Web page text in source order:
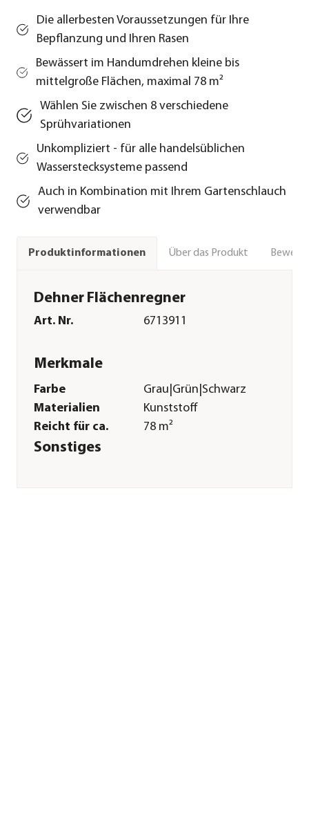
Die allerbesten Voraussetzungen für Ihre
Bepflanzung und Ihren Rasen
Bewässert im Handumdrehen kleine bis
mittelgroße Flächen, maximal 78 m²
Wählen Sie zwischen 8 verschiedene
Sprühvariationen
Unkompliziert - für alle handelsüblichen
Wasserstecksysteme passend
Auch in Kombination mit Ihrem Gartenschlauch
verwendbar
Produktinformationen Über das Produkt
Dehner Flächenregner
Art. Nr. 6713911
Merkmale
Farbe
Grau|Grün|Schwarz
Materialien
Kunststoff
Reicht für ca.
78 m²
Sonstiges